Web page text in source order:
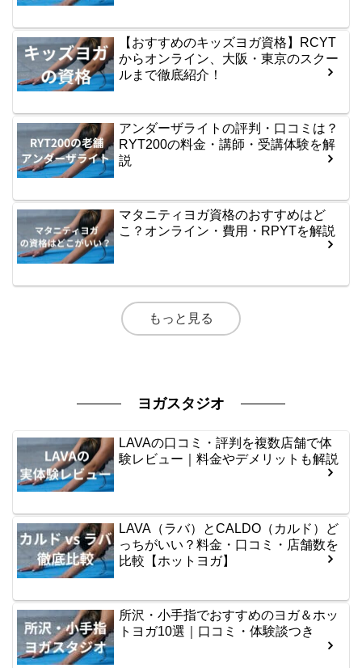
【おすすめのキッズヨガ資格】RCYT
からオンライン、大阪・東京のスクー
ルまで徹底紹介！
アンダーザライトの評判・口コミは？
RYT200の料金・講師・受講体験を解
説
マタニティヨガ資格のおすすめはど
こ？オンライン・費用・RPYTを解説
もっと見る
ヨガスタジオ
LAVAの口コミ・評判を複数店舗で体
験レビュー｜料金やデメリットも解説
LAVA（ラバ）とCALDO（カルド）ど
っちがいい？料金・口コミ・店舗数を
比較【ホットヨガ】
所沢・小手指でおすすめのヨガ＆ホッ
トヨガ10選｜口コミ・体験談つき